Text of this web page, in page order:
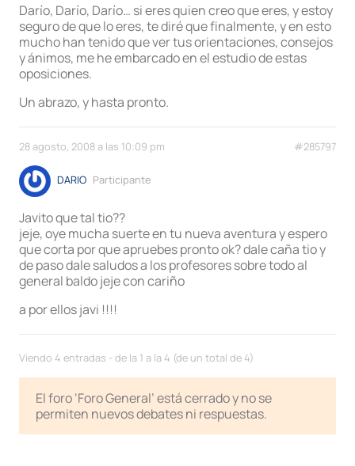
Darío, Darío, Darío… si eres quien creo que eres, y estoy
seguro de que lo eres, te diré que finalmente, y en esto
mucho han tenido que ver tus orientaciones, consejos
y ánimos, me he embarcado en el estudio de estas
oposiciones.
Un abrazo, y hasta pronto.
28 agosto, 2008 a las 10:09 pm #285797
DARIO Participante
Javito que tal tio??
jeje, oye mucha suerte en tu nueva aventura y espero
que corta por que apruebes pronto ok? dale caña tio y
de paso dale saludos a los profesores sobre todo al
general baldo jeje con cariño
a por ellos javi !!!!
Viendo 4 entradas - de la 1 a la 4 (de un total de 4)
El foro ‘Foro General’ está cerrado y no se
permiten nuevos debates ni respuestas.